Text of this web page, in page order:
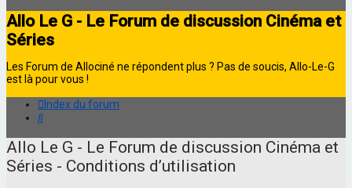
Allo Le G - Le Forum de discussion Cinéma et
Séries
Les Forum de Allociné ne répondent plus ? Pas de soucis, Allo-Le-G
est là pour vous !
Index du forum
Rechercher
Allo Le G - Le Forum de discussion Cinéma et
Séries - Conditions d’utilisation